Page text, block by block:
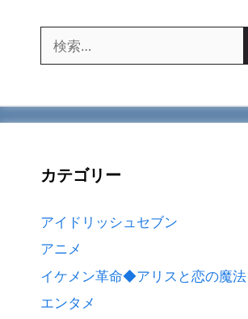
索:
カテゴリー
アイドリッシュセブン
アニメ
イケメン革命◆アリスと恋の魔法
エンタメ